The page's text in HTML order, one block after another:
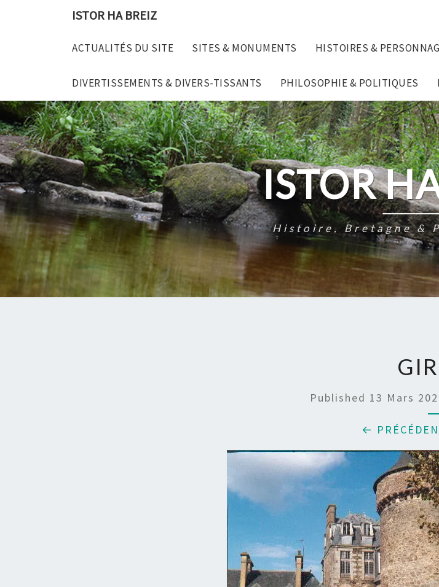
ISTOR HA BREIZ
ACTUALITÉS DU SITE SITES & MONUMENTS HISTOIRES &
DIVERTISSEMENTS & DIVERS-TISSANTS PHILOSOPHIE & POLITIQUES
ISTOR
Histoire, Bretagne &
Published 13 Mars
←